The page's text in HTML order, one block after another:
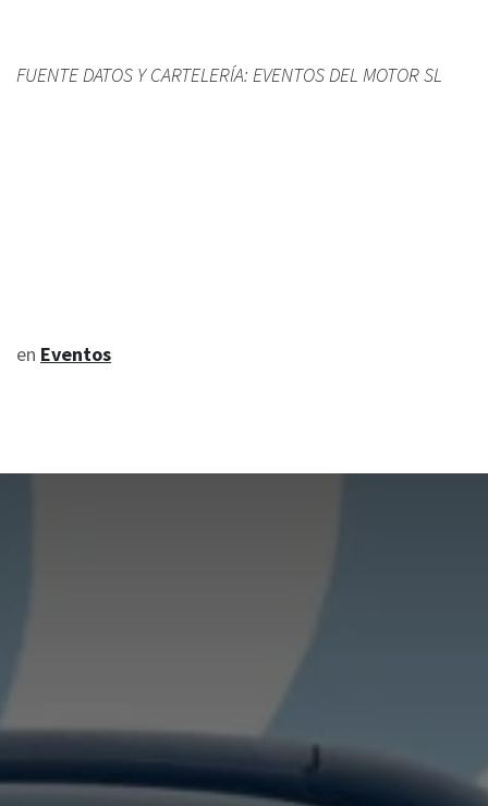
FUENTE DATOS Y CARTELERÍA: EVENTOS DEL MOTOR SL
en Eventos